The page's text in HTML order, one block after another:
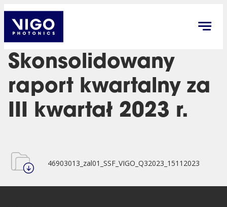
Skonsolidowany
raport kwartalny za
III kwartał 2023 r.
46903013_zal01_SSF_VIGO_Q32023_15112023